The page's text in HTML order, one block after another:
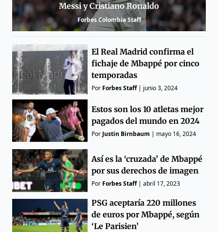
Messi y Cristiano Ronaldo
Forbes Colombia Staff
El Real Madrid confirma el
fichaje de Mbappé por cinco
temporadas
Por Forbes Staff| junio 3, 2024
Estos son los 10 atletas mejor
pagados del mundo en 2024
Por Justin Birnbaum | mayo 16, 2024
Así es la ‘cruzada’ de Mbappé
por sus derechos de imagen
Por Forbes Staff|abril 17, 2023
PSG aceptaría 220 millones
de euros por Mbappé, según
‘Le Parisien’